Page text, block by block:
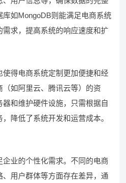
如MongoDB则能满足电商系统
求，提高系统的响应速度和扩
得电商系统定制更加便捷和经
如阿里云、腾讯云等）的资
和维护硬件设施，只需根据自
降低了系统开发和运营成本。
业的个性化需求。不同的电商
用户群体等方面存在差异，通